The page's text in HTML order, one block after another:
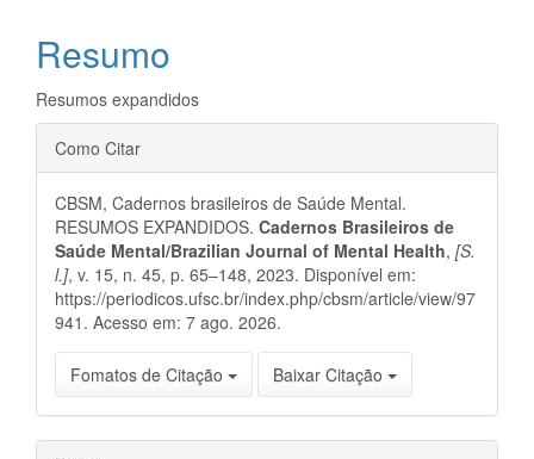
artigo
principal
Resumo
Resumos expandidos
Detalhes
do
artigo
Como Citar
CBSM, Cadernos brasileiros de Saúde Mental.
RESUMOS EXPANDIDOS. Cadernos Brasileiros de
Saúde Mental/Brazilian Journal of Mental Health, [S.
l.], v. 15, n. 45, p. 65–148, 2023. Disponível em:
https://periodicos.ufsc.br/index.php/cbsm/article/view/97
941. Acesso em: 7 ago. 2026.
Fomatos de Citação Baixar Citação